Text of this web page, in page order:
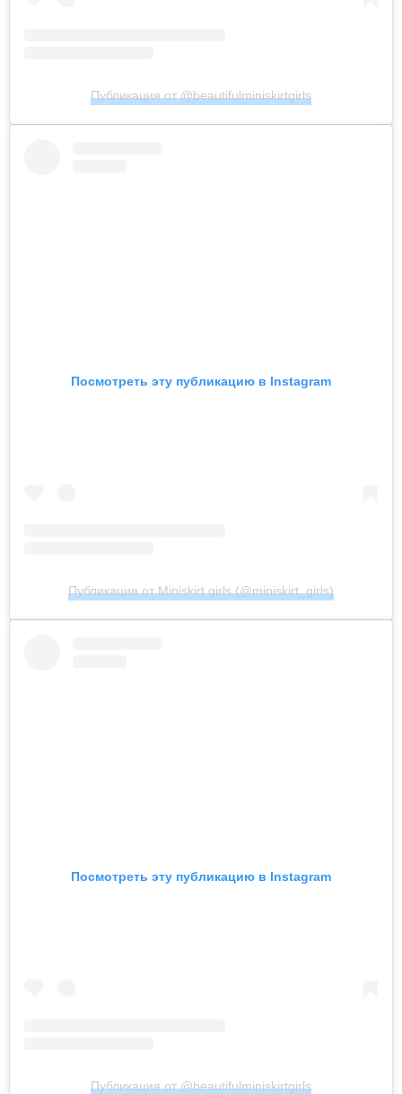
Публикация от @beautifulminiskirtgirls
Посмотреть эту публикацию в Instagram
Публикация от Miniskirt girls (@miniskirt_girls)
Посмотреть эту публикацию в Instagram
Публикация от @beautifulminiskirtgirls